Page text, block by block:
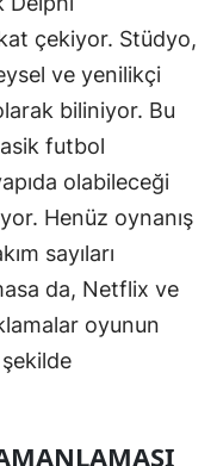
Siirt
Sinop
Sivas
Tekirdağ
Tokat
Trabzon
Tunceli
Şanlıurfa
Van
çekiyor. Stüdyo,
ve yenilikçi
biliniyor. Bu
futbol
olabileceği
Henüz oynanış
sayıları
da, Netflix ve
oyunun